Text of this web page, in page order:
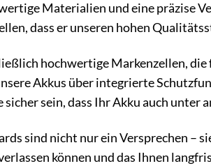
Materialien und eine präzise
dass er unseren hohen
hochwertige Markenzellen,
Akkus über integrierte
sicher sein, dass Ihr Akku auch
sind nicht nur ein Versprechen –
können und das Ihnen